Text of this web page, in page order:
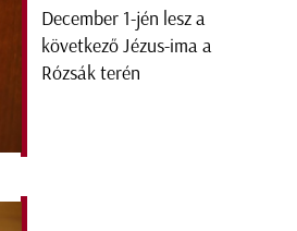
December 1-jén lesz a
következő Jézus-ima a
Rózsák terén